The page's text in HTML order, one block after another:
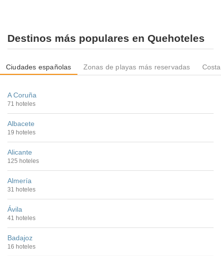
Destinos más populares en Quehoteles
Ciudades españolas Zonas de playas más reservadas
A Coruña
71 hoteles
Albacete
19 hoteles
Alicante
125 hoteles
Almería
31 hoteles
Ávila
41 hoteles
Badajoz
16 hoteles